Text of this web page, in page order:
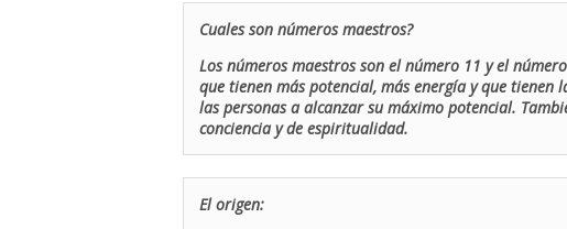
Cuales son números maestros?
Los números maestros son el número 11 y el
que tienen más potencial, más energía y que tienen
las personas a alcanzar su máximo potencial.
conciencia y de espiritualidad.
El origen: